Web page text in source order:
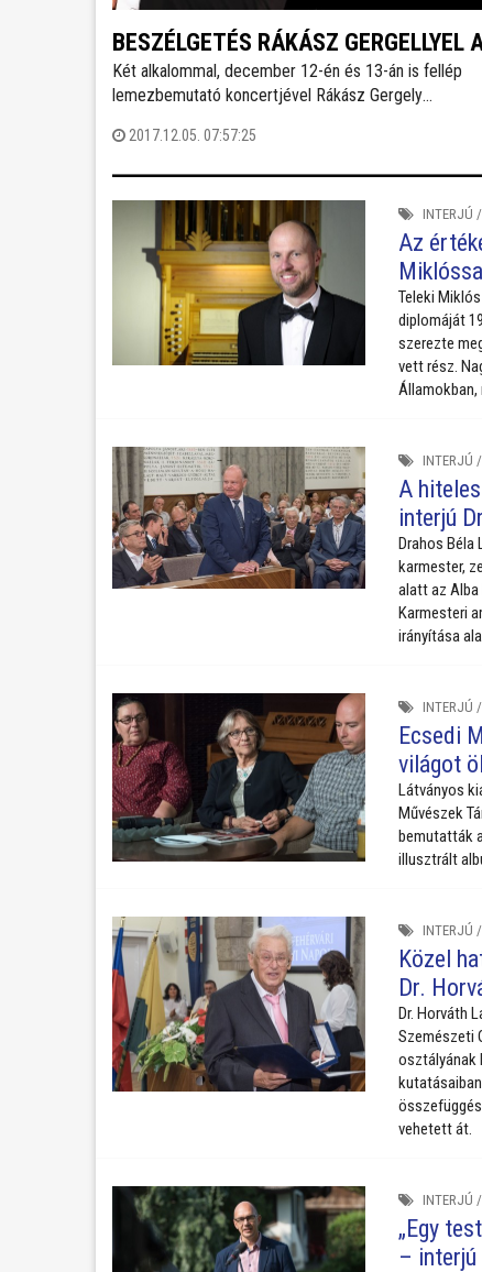
BESZÉLGETÉS RÁKÁSZ GERGELLYEL
SZÉKESFEHÉRVÁRI KARÁCSONYI
KONCERTJE ELŐTT
Két alkalommal, december 12-én és 13-án is fellép
lemezbemutató koncertjével Rákász Gergely
hangversenye volt, a reformáció emlékévének
2017.12.05. 07:57:25
INTERJÚ /
Az
Teleki
diplomáját
szerezte
vett rész.
Államokban,
INTERJÚ /
A
interjú
Drahos Béla
karmester,
alatt az
Karmesteri
irányítása
INTERJÚ /
Ecsedi
világot
Látványos
Művészek
bemutatták
illusztrált
INTERJÚ /
Közel
Dr.
Dr. Horváth
Szemészeti
osztályának
vehetett át.
INTERJÚ /
„Egy
– interjú